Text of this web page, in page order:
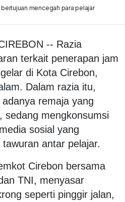
mencegah para pelajar
-- Razia
terkait penerapan jam
di Kota Cirebon,
Dalam razia itu,
remaja yang
sedang mengkonsumsi
sosial yang
antar pelajar.
Cirebon bersama
TNI, menyasar
seperti pinggir jalan,